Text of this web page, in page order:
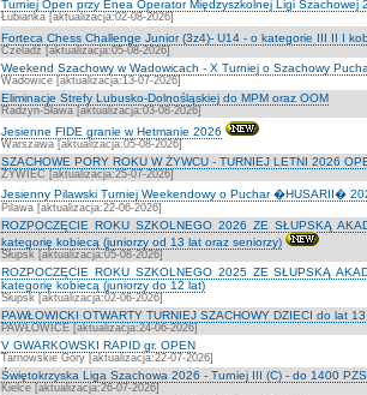
Turniej Open przy Enea Operator Międzyszkolnej Ligi Szachowej
Łubianka [aktualizacja:02-08-2026]
Forteca Chess Challenge Junior (3z4)- U14 - o kategorie III II I
Czeladź [aktualizacja:05-08-2026]
Weekend Szachowy w Wadowicach - X Turniej o Szachowy
Wadowice [aktualizacja:13-07-2026]
Eliminacje Strefy Lubusko-Dolnośląskiej do MPM oraz OOM
Radzyn-Sława [aktualizacja:03-08-2026]
Jesienne FIDE granie w Hetmanie 2026
Warszawa [aktualizacja:05-08-2026]
SZACHOWE PORY ROKU W ŻYWCU - TURNIEJ LETNI 2026
ŻYWIEC [aktualizacja:25-07-2026]
Jesienny Pilawski Turniej Weekendowy o Puchar �HUSARII�
Pilawa [aktualizacja:22-06-2026]
ROZPOCZĘCIE ROKU SZKOLNEGO 2026 ZE SŁUPSKĄ
kategorię kobiecą (juniorzy od 13 lat oraz seniorzy)
Słupsk [aktualizacja:05-08-2026]
ROZPOCZĘCIE ROKU SZKOLNEGO 2025 ZE SŁUPSKĄ
kategorię kobiecą (juniorzy do 12 lat)
Słupsk [aktualizacja:02-06-2026]
PAWŁOWICKI OTWARTY TURNIEJ SZACHOWY DZIECI do lat
PAWŁOWICE [aktualizacja:24-06-2026]
V GWARKOWSKI RAPID gr. OPEN
Tarnowskie Góry [aktualizacja:22-07-2026]
Świętokrzyska Liga Szachowa 2026 - Turniej III (C) - do 1400
Kielce [aktualizacja:26-07-2026]